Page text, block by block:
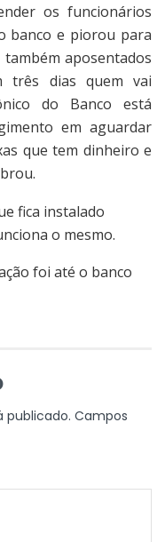
os funcionários
banco e piorou para
aposentados
três dias quem vai
do Banco está
em aguardar
que tem dinheiro e
fica instalado
o mesmo.
foi até o banco
publicado. Campos